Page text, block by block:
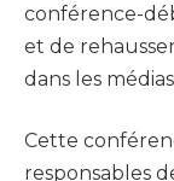
conférence-
et de
dans les
Cette
responsables